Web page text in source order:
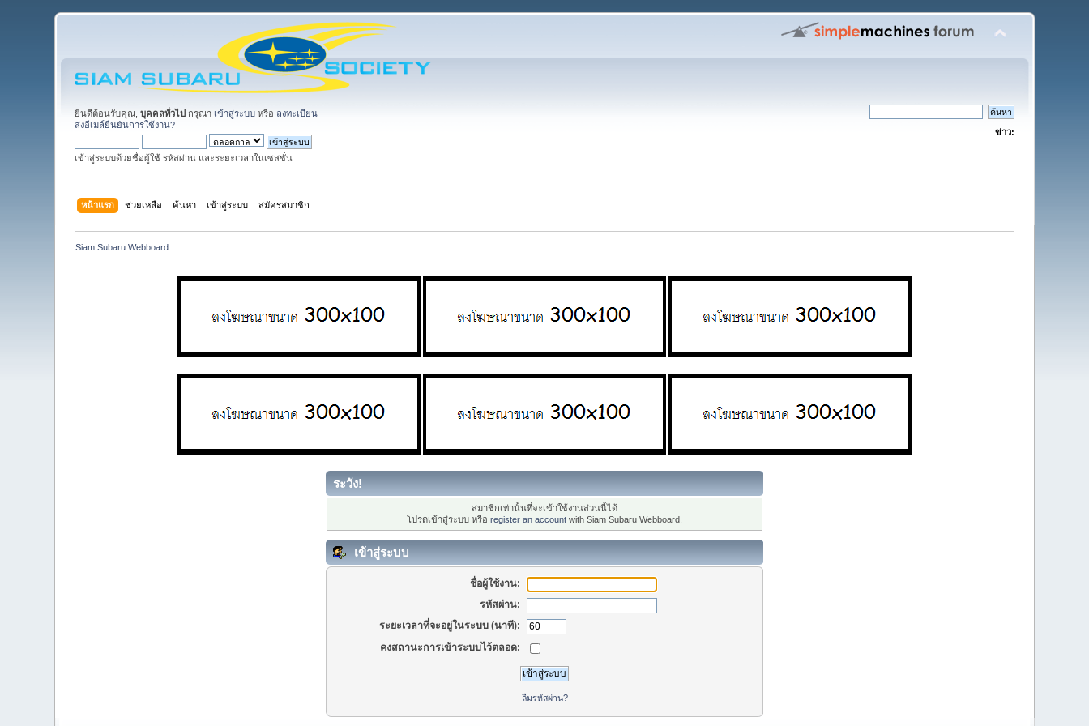
ยินดีต้อนรับคุณ,บุคคลทั่วไป กรุณา เข้าสู่ระบบ หรือ ลงทะเบียน
ส่งอีเมล์ยืนยันการใช้งาน?
เข้าสู่ระบบด้วยชื่อผู้ใช้ รหัสผ่าน และระยะเวลาในเซสชั่น
ข่าว:
หน้าแรก ช่วยเหลือ ค้นหา เข้าสู่ระบบ สมัครสมาชิก
Siam Subaru Webboard
ระวัง!
สมาชิกเท่านั้นที่จะเข้าใช้งานส่วนนี้ได้
โปรดเข้าสู่ระบบ หรือ register an account with Siam Subaru Webboard.
เข้าสู่ระบบ
ชื่อผู้ใช้งาน:
รหัสผ่าน:
ระยะเวลาที่จะอยู่ในระบบ (นาที):
คงสถานะการเข้าระบบไว้ตลอด:
ลืมรหัสผ่าน?